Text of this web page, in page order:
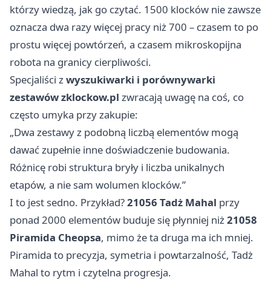
którzy wiedzą, jak go czytać. 1500 klocków nie zawsze
oznacza dwa razy więcej pracy niż 700 – czasem to po
prostu więcej powtórzeń, a czasem mikroskopijna
robota na granicy cierpliwości.
Specjaliści zwyszukiwarki i porównywarki
zestawów zklockow.pl zwracają uwagę na coś, co
często umyka przy zakupie:
„Dwa zestawy z podobną liczbą elementów mogą
dawać zupełnie inne doświadczenie budowania.
Różnicę robi struktura bryły i liczba unikalnych
etapów, a nie sam wolumen klocków.”
I to jest sedno. Przykład?21056 Tadż Mahal przy
ponad 2000 elementów buduje się płynniej niż21058
Piramida Cheopsa, mimo że ta druga ma ich mniej.
Piramida to precyzja, symetria i powtarzalność, Tadż
Mahal to rytm i czytelna progresja.